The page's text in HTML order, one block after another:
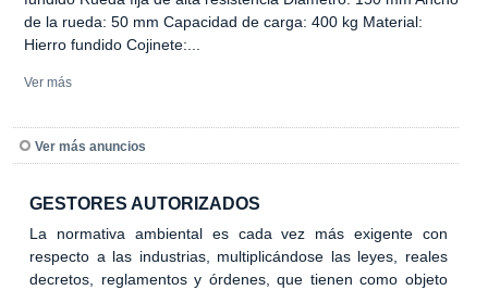
de la rueda: 50 mm Capacidad de carga: 400 kg Material:
Hierro fundido Cojinete:...
Ver más
Ver más anuncios
GESTORES AUTORIZADOS
La normativa ambiental es cada vez más exigente con
respecto a las industrias, multiplicándose las leyes, reales
decretos, reglamentos y órdenes, que tienen como objeto